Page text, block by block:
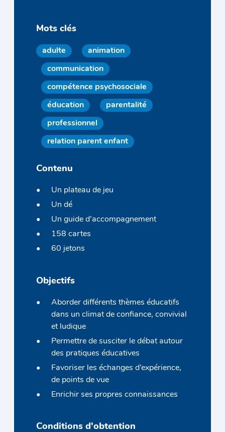
Mots clés
adulte animation
communication
compétence psychosociale
éducation parentalité
professionnel
relation parent enfant
Contenu
Un plateau de jeu
Un dé
Un guide d’accompagnement
158 cartes
60 jetons
Objectifs
Aborder différents thèmes éducatifs
dans un climat de confiance, convivial
et ludique
Permettre de susciter le débat autour
des pratiques éducatives
Favoriser les échanges d’expérience,
de points de vue
Enrichir ses propres connaissances
Conditions d'obtention